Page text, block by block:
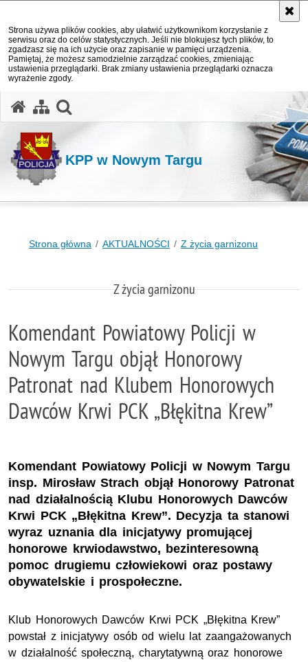
Strona używa plików cookies, aby ułatwić użytkownikom korzystanie z
serwisu oraz do celów statystycznych. Jeśli nie blokujesz tych plików, to
zgadzasz się na ich użycie oraz zapisanie w pamięci urządzenia.
Pamiętaj, że możesz samodzielnie zarządzać cookies, zmieniając
ustawienia przeglądarki. Brak zmiany ustawienia przeglądarki oznacza
wyrażenie zgody.
KPP w Nowym Targu
Strona główna AKTUALNOŚCI Z życia garnizonu
Z życia garnizonu
Komendant Powiatowy Policji w
Nowym Targu objął Honorowy
Patronat nad Klubem Honorowych
Dawców Krwi PCK „Błękitna Krew”
Komendant Powiatowy Policji w Nowym Targu
insp. Mirosław Strach objął Honorowy Patronat
nad działalnością Klubu Honorowych Dawców
Krwi PCK „Błękitna Krew”. Decyzja ta stanowi
wyraz uznania dla inicjatywy promującej
honorowe krwiodawstwo, bezinteresowną
pomoc drugiemu człowiekowi oraz postawy
obywatelskie i prospołeczne.
Klub Honorowych Dawców Krwi PCK „Błękitna Krew”
powstał z inicjatywy osób od wielu lat zaangażowanych
w działalność społeczną, charytatywną oraz honorowe